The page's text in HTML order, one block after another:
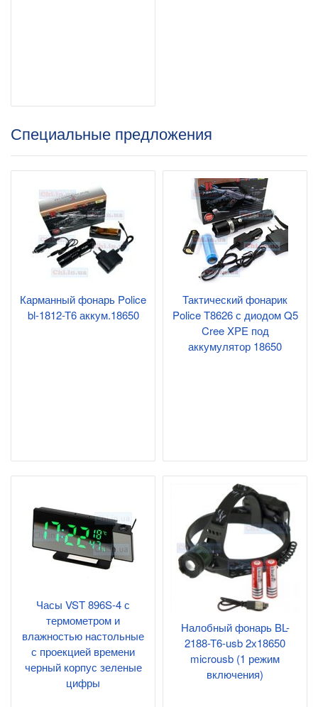
Специальные предложения
Карманный фонарь Police
bl-1812-T6 аккум.18650
Тактический фонарик
Police T8626 с диодом Q5
Cree XPE под
аккумулятор 18650
Часы VST 896S-4 с
термометром и
влажностью настольные
с проекцией времени
черный корпус зеленые
цифры
Налобный фонарь BL-
2188-T6-usb 2х18650
microusb (1 режим
включения)